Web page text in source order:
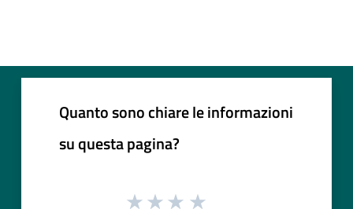
Quanto sono chiare le informazioni
su questa pagina?